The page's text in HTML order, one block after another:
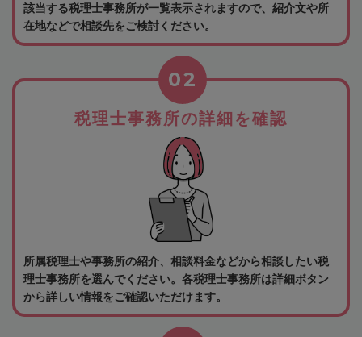
該当する税理士事務所が一覧表示されますので、紹介文や所
在地などで相談先をご検討ください。
税理士事務所の詳細を確認
02
所属税理士や事務所の紹介、相談料金などから相談したい税
理士事務所を選んでください。各税理士事務所は詳細ボタン
から詳しい情報をご確認いただけます。